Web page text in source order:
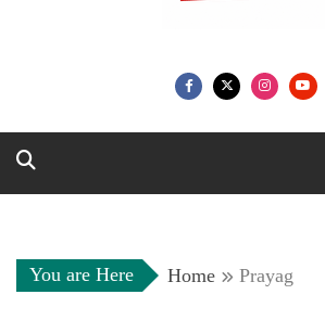
You are Here Home Prayag